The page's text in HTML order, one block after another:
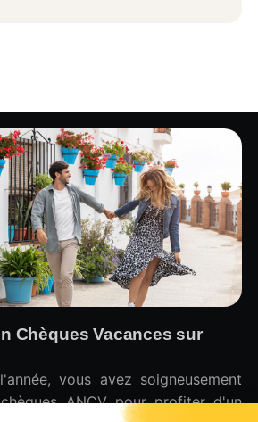
Chèques Vacances sur
vous avez soigneusement
ANCV pour profiter d'un